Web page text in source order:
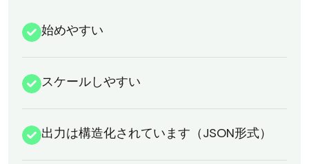
始めやすい
スケールしやすい
出力は構造化されています（JSON形式）